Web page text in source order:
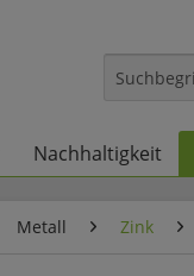
Nachhaltigkeit
Metall Zink